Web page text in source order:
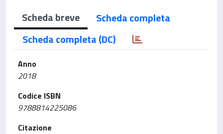
Scheda breve
Scheda completa
Scheda completa (DC)
Anno
2018
Codice ISBN
9788814225086
Citazione